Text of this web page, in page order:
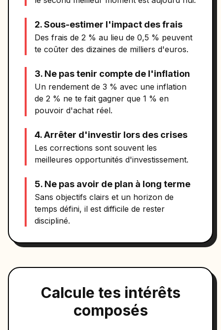
2. Sous-estimer l'impact des frais
Des frais de 2 % au lieu de 0,5 % peuvent
te coûter des dizaines de milliers d'euros.
3. Ne pas tenir compte de l'inflation
Un rendement de 3 % avec une inflation
de 2 % ne te fait gagner que 1 % en
pouvoir d'achat réel.
4. Arrêter d'investir lors des crises
Les corrections sont souvent les
meilleures opportunités d'investissement.
5. Ne pas avoir de plan à long terme
Sans objectifs clairs et un horizon de
temps défini, il est difficile de rester
discipliné.
Calcule tes intérêts
composés